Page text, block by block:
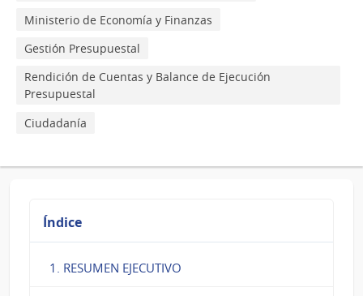
Ministerio de Economía y Finanzas
Gestión Presupuestal
Rendición de Cuentas y Balance de Ejecución
Presupuestal
Ciudadanía
Índice
1. RESUMEN EJECUTIVO